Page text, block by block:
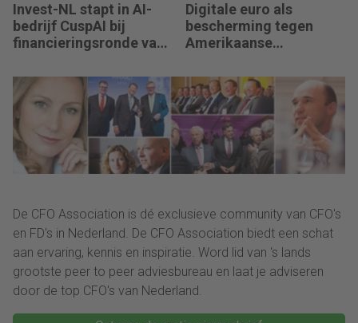
Invest-NL stapt in AI-
bedrijf CuspAI bij
financieringsronde van
Digitale euro als
bescherming tegen
Amerikaanse
De CFO Association is dé exclusieve community van CFO's
en FD's in Nederland. De CFO Association biedt een schat
aan ervaring, kennis en inspiratie. Word lid van ‘s lands
grootste peer to peer adviesbureau en laat je adviseren
door de top CFO's van Nederland.